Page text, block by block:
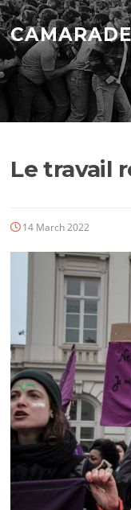
Skip
to
content
Le travail
14 March 2022